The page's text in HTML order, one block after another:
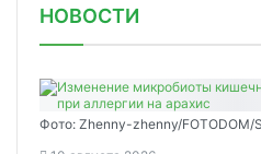
НОВОСТИ
Фото: Zhenny-zhenny/FOTODOM/